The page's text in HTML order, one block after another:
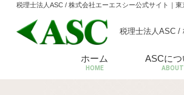
税理士法人ASC / 株式会社エーエスシー公式サイト ｜
税理士法人ASC /
ホーム
HOME
ASCにつ
ABOUT